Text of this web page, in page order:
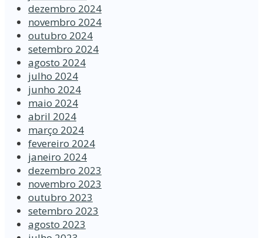
dezembro 2024
novembro 2024
outubro 2024
setembro 2024
agosto 2024
julho 2024
junho 2024
maio 2024
abril 2024
março 2024
fevereiro 2024
janeiro 2024
dezembro 2023
novembro 2023
outubro 2023
setembro 2023
agosto 2023